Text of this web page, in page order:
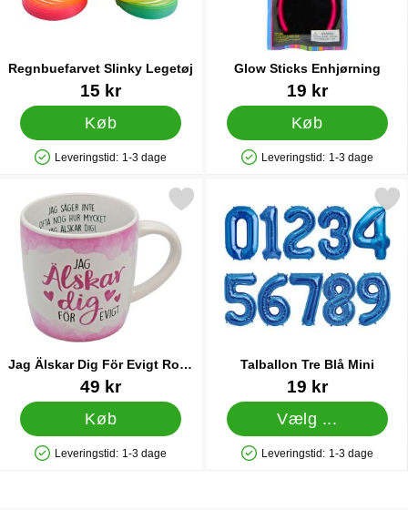
Regnbuefarvet Slinky Legetøj
Varenr 2608515 kr
Køb
Produkttilgængelighed: På lager
Leveringstid: 1-3 dage
Glow Sticks Enhjørning
Varenr 2552419 kr
Køb
Produkttilgængelighed: På lager
Leveringstid: 1-3 dage
Jag Älskar Dig För Evigt Rosa
Krus
Varenr 1643149 kr
Køb
Produkttilgængelighed: På lager
Leveringstid: 1-3 dage
Markér jag Älskar Dig För Evigt Rosa Krus som favorit
Talballon Tre Blå Mini
Varenr 1098919 kr
Vælg ...
Produkttilgængelighed: På lager
Leveringstid: 1-3 dage
Markér talballon Tre